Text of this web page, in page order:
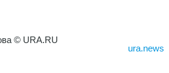
© URA.RU
ura.news